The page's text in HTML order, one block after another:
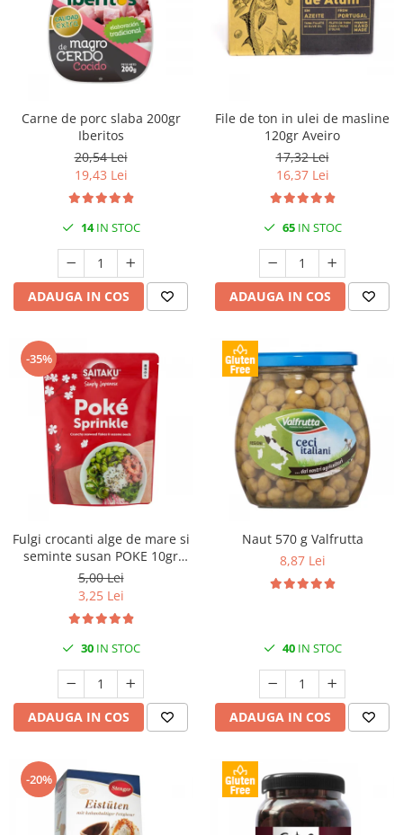
Carne de porc slaba 200gr
Iberitos
20,54 Lei
19,43 Lei
14IN STOC
ADAUGA IN COS
File de ton in ulei de masline
120gr Aveiro
17,32 Lei
16,37 Lei
65IN STOC
ADAUGA IN COS
-35%
Fulgi crocanti alge de mare si
seminte susan POKE 10gr
Saitaku
5,00 Lei
3,25 Lei
30IN STOC
ADAUGA IN COS
Naut 570 g Valfrutta
8,87 Lei
40IN STOC
ADAUGA IN COS
-20%